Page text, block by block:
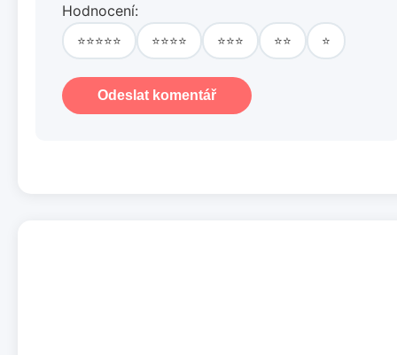
Hodnocení:
⭐⭐⭐⭐⭐ ⭐⭐⭐⭐ ⭐⭐⭐ ⭐⭐ ⭐
Odeslat komentář